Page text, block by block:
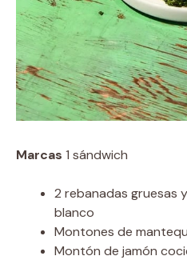
Marcas 1 sándwich
2 rebanadas gruesas
blanco
Montones de
Montón de jamón